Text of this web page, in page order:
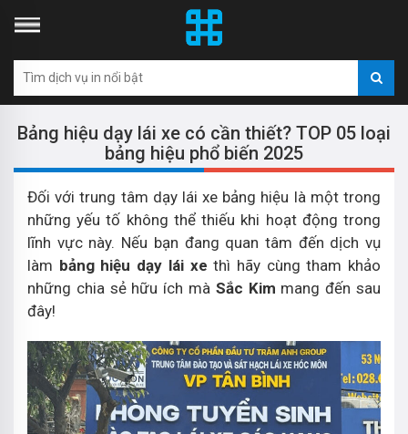
Bảng hiệu dạy lái xe có cần thiết? TOP 05 loại
bảng hiệu phổ biến 2025
Đối với trung tâm dạy lái xe bảng hiệu là một trong
những yếu tố không thể thiếu khi hoạt động trong
lĩnh vực này. Nếu bạn đang quan tâm đến dịch vụ
làm bảng hiệu dạy lái xethì hãy cùng tham khảo
những chia sẻ hữu ích mà Sắc Kim mang đến sau
đây!